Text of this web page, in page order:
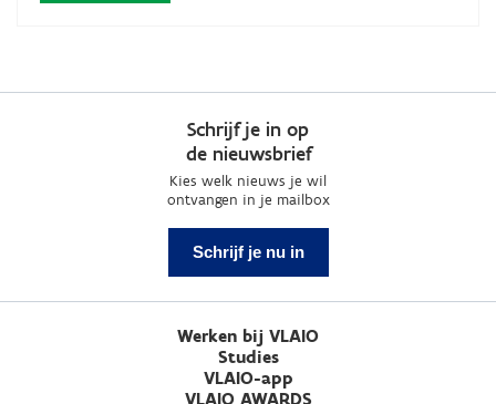
Schrijf je in op
de nieuwsbrief
Kies welk nieuws je wil
ontvangen in je mailbox
Schrijf je nu in
Werken bij VLAIO
Studies
VLAIO-app
VLAIO AWARDS